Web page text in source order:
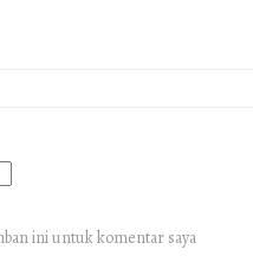
ini untuk komentar saya